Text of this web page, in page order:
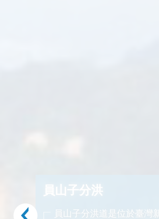
員山子分洪
員山子分洪道是位於臺灣